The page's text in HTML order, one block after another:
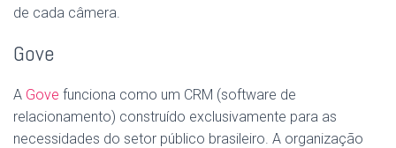
de cada câmera.
Gove
A Gove funciona como um CRM (software de
relacionamento) construído exclusivamente para as
necessidades do setor público brasileiro. A organização